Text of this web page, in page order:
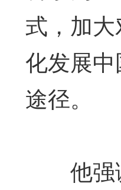
式，加
化发展
途径。
他强调